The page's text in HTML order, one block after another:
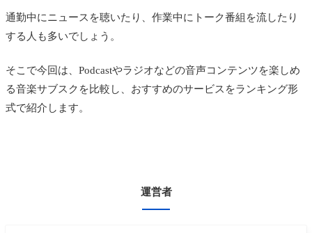
通勤中にニュースを聴いたり、作業中にトーク番組を流したり
する人も多いでしょう。
そこで今回は、Podcastやラジオなどの音声コンテンツを楽しめ
る音楽サブスクを比較し、おすすめのサービスをランキング形
式で紹介します。
運営者